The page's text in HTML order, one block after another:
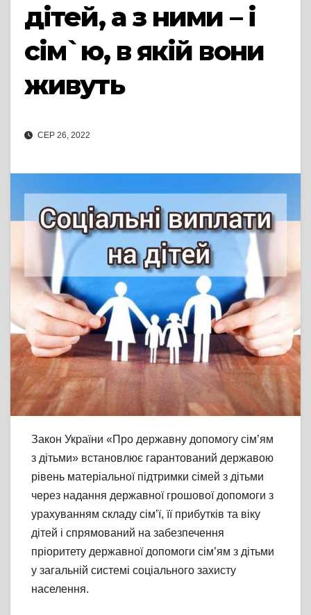
дітей, а з ними – і
сім`ю, в якій вони
живуть
СЕР 26, 2022
Закон України «Про державну допомогу сім’ям
з дітьми» встановлює гарантований державою
рівень матеріальної підтримки сімей з дітьми
через надання державної грошової допомоги з
урахуванням складу сім’ї, її прибутків та віку
дітей і спрямований на забезпечення
пріоритету державної допомоги сім’ям з дітьми
у загальній системі соціального захисту
населення.